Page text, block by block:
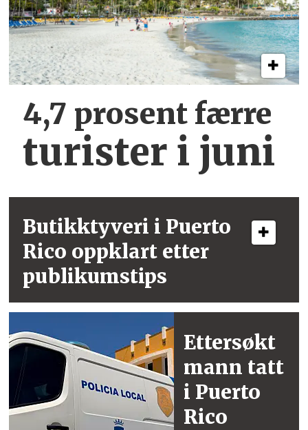
4,7 prosent færre
turister i juni
Butikktyveri i Puerto
Rico oppklart etter
publikumstips
Ettersøkt
mann tatt
i Puerto
Rico